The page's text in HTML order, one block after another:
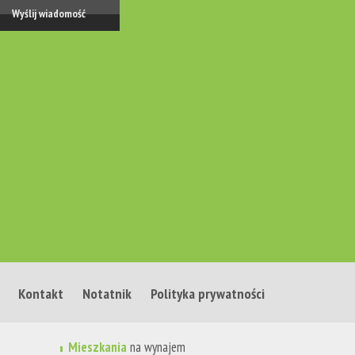
Kontakt Notatnik Polityka prywatności
Mieszkania na wynajem